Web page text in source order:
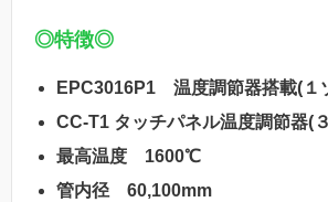
◎特徴◎
EPC3016P1 温度調節器搭載(１
CC-T1 タッチパネル温度調節器(
最高温度 1600℃
管内径 60,100mm